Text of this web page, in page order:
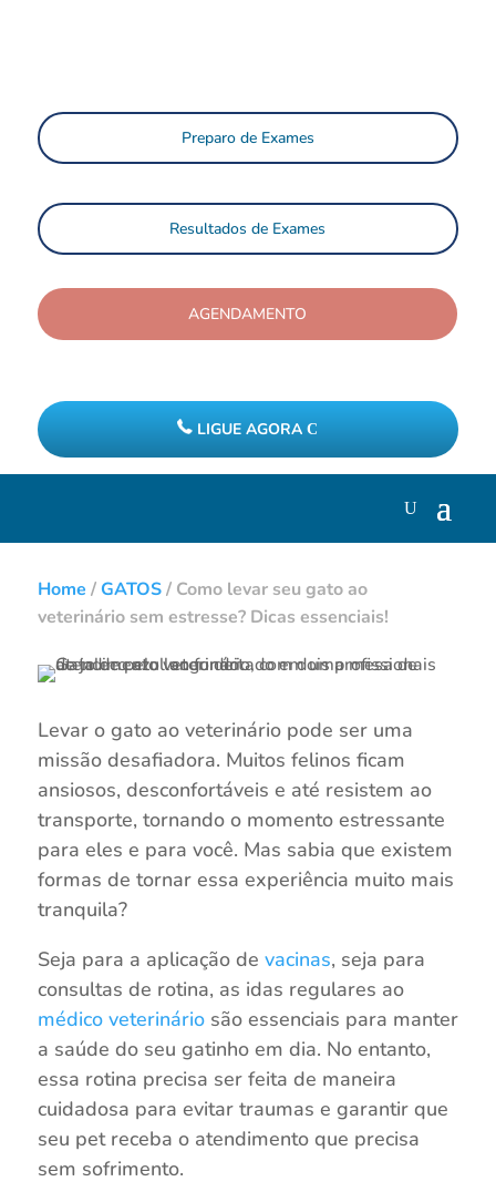
Preparo de Exames
Resultados de Exames
AGENDAMENTO
LIGUE AGORA
Home /GATOS/ Como levar seu gato ao
veterinário sem estresse? Dicas essenciais!
Levar o gato ao veterinário pode ser uma
missão desafiadora. Muitos felinos ficam
ansiosos, desconfortáveis e até resistem ao
transporte, tornando o momento estressante
para eles e para você. Mas sabia que existem
formas de tornar essa experiência muito mais
tranquila?
Seja para a aplicação de vacinas, seja para
consultas de rotina, as idas regulares ao
médico veterináriosão essenciais para manter
a saúde do seu gatinho em dia. No entanto,
essa rotina precisa ser feita de maneira
cuidadosa para evitar traumas e garantir que
seu pet receba o atendimento que precisa
sem sofrimento.